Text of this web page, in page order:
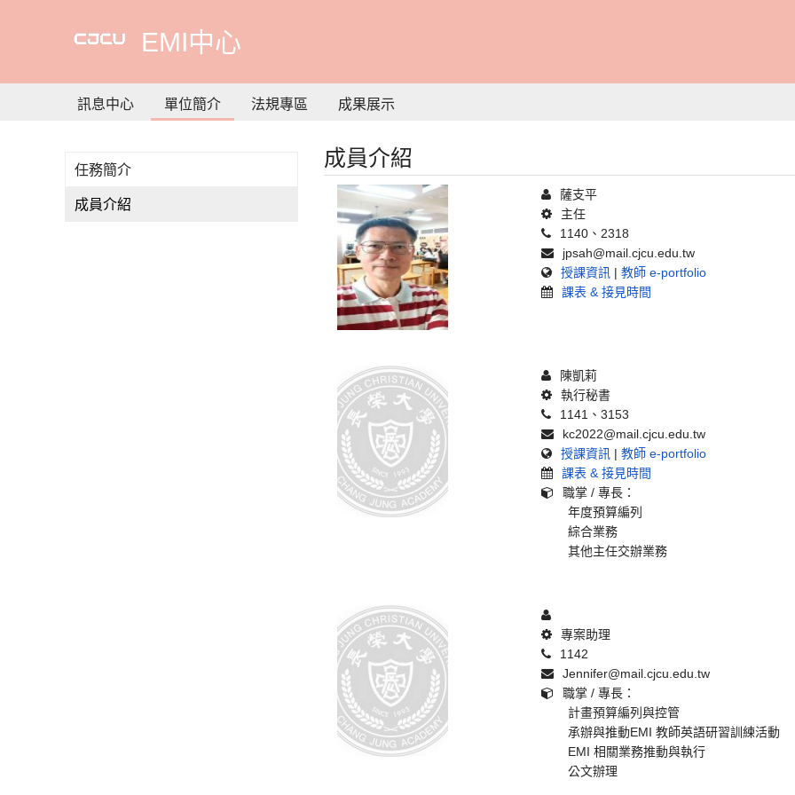
要
容
EMI中心
訊息中心 單位簡介 法規專區 成果展示
成員介紹
薩支平
主任
1140、2318
jpsah@mail.cjcu.edu.tw
授課資訊 |教師 e-portfolio
課表 & 接見時間
陳凱莉
執行秘書
1141、3153
kc2022@mail.cjcu.edu.tw
授課資訊 |教師 e-portfolio
課表 & 接見時間
職掌 / 專長：
年度預算編列
綜合業務
其他主任交辦業務
專案助理
1142
Jennifer@mail.cjcu.edu.tw
職掌 / 專長：
計畫預算編列與控管
承辦與推動EMI 教師英語研習訓練活動
EMI 相關業務推動與執行
公文辦理
任務簡介
成員介紹